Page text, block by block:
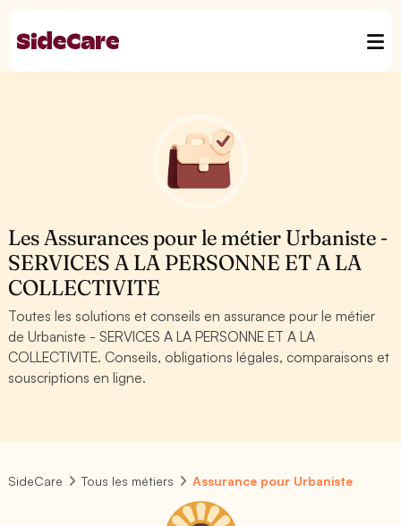
Les Assurances pour le métier Urbaniste -
SERVICES A LA PERSONNE ET A LA
COLLECTIVITE
Toutes les solutions et conseils en assurance pour le métier
de Urbaniste - SERVICES A LA PERSONNE ET A LA
COLLECTIVITE. Conseils, obligations légales, comparaisons et
souscriptions en ligne.
SideCare Tous les métiers Assurance pour Urbaniste